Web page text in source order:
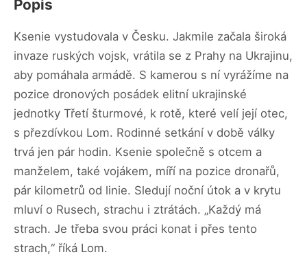
Popis
Ksenie vystudovala v Česku. Jakmile začala široká
invaze ruských vojsk, vrátila se z Prahy na Ukrajinu,
aby pomáhala armádě. S kamerou s ní vyrážíme na
pozice dronových posádek elitní ukrajinské
jednotky Třetí šturmové, k rotě, které velí její otec,
s přezdívkou Lom. Rodinné setkání v době války
trvá jen pár hodin. Ksenie společně s otcem a
manželem, také vojákem, míří na pozice dronařů,
pár kilometrů od linie. Sledují noční útok a v krytu
mluví o Rusech, strachu i ztrátách. „Každý má
strach. Je třeba svou práci konat i přes tento
strach,“ říká Lom.